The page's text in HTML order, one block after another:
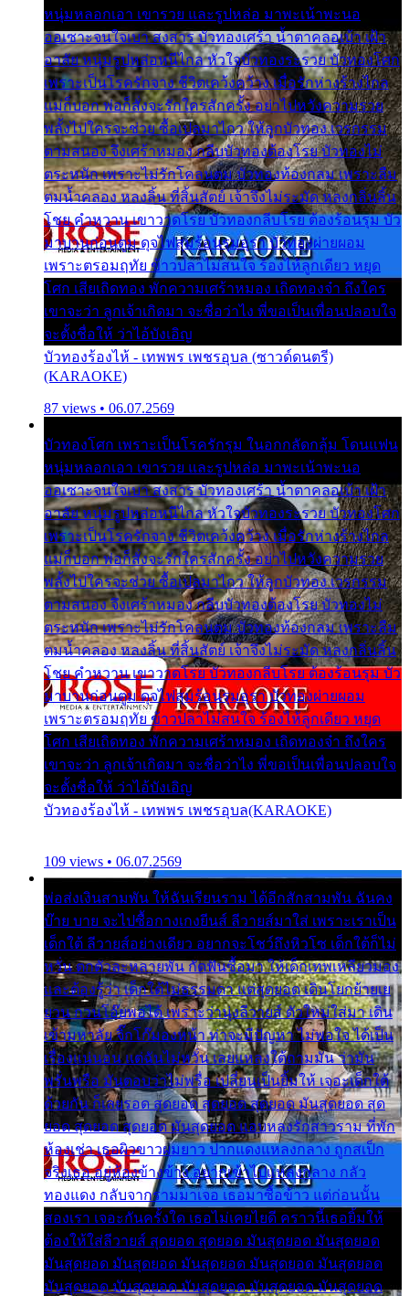
หนุ่มหลอกเอา เขารวย และรูปหล่อ มาพะเน้าพะนอ
ออเซาะจนใจเบา สงสาร บัวทองเศร้า น้ำตาคลอเบ้า เฝ้า
อาลัย หนุ่มรูปหล่อหนีไกล หัวใจบัวทองระรวย บัวทองโศก
เพราะเป็นโรครักจาง ชีวิตเคว้งคว้าง เมื่อรักห่างร้างไกล
แม่ก็บอก พ่อก็สั่งจะรักใครสักครั้ง อย่าไปหวังความรวย
พลั้งไปใครจะช่วย ซื้อเปลมาไกว ให้ลูกบัวทอง เวรกรรม
ตามสนอง จึงเศร้าหมอง กลีบบัวทองต้องโรย บัวทองไม่
ตระหนัก เพราะไม่รักโคลนตม บัวทองท้องกลม เพราะลืม
ตมน้ำคลอง หลงลิ้น ที่สิ้นสัตย์ เจ้าจึงไม่ระมัด หลงกลิ่นลิ้น
โชย คำหวาน เขาวาดโรย บัวทองกลีบโรย ต้องร้อนรุม บัว
มาบานก่อนตูม ดุจไฟสุมร้อนรุมอุรา บัวทองผ่ายผอม
เพราะตรอมฤทัย ข้าวปลาไม่สนใจ ร้องไห้ลูกเดียว หยุด
โศก เสียเถิดทอง พักความเศร้าหมอง เถิดทองจ๋า ถึงใคร
เขาจะว่า ลูกเจ้าเกิดมา จะชื่อว่าไง พี่ขอเป็นเพื่อนปลอบใจ
จะตั้งชื่อให้ ว่าไอ้บังเอิญ
บัวทองร้องไห้ - เทพพร เพชรอุบล (ซาวด์ดนตรี)
(KARAOKE)
87 views • 06.07.2569
บัวทองโศก เพราะเป็นโรครักรุม ในอกกลัดกลุ้ม โดนแฟน
หนุ่มหลอกเอา เขารวย และรูปหล่อ มาพะเน้าพะนอ
ออเซาะจนใจเบา สงสาร บัวทองเศร้า น้ำตาคลอเบ้า เฝ้า
อาลัย หนุ่มรูปหล่อหนีไกล หัวใจบัวทองระรวย บัวทองโศก
เพราะเป็นโรครักจาง ชีวิตเคว้งคว้าง เมื่อรักห่างร้างไกล
แม่ก็บอก พ่อก็สั่งจะรักใครสักครั้ง อย่าไปหวังความรวย
พลั้งไปใครจะช่วย ซื้อเปลมาไกว ให้ลูกบัวทอง เวรกรรม
ตามสนอง จึงเศร้าหมอง กลีบบัวทองต้องโรย บัวทองไม่
ตระหนัก เพราะไม่รักโคลนตม บัวทองท้องกลม เพราะลืม
ตมน้ำคลอง หลงลิ้น ที่สิ้นสัตย์ เจ้าจึงไม่ระมัด หลงกลิ่นลิ้น
โชย คำหวาน เขาวาดโรย บัวทองกลีบโรย ต้องร้อนรุม บัว
มาบานก่อนตูม ดุจไฟสุมร้อนรุมอุรา บัวทองผ่ายผอม
เพราะตรอมฤทัย ข้าวปลาไม่สนใจ ร้องไห้ลูกเดียว หยุด
โศก เสียเถิดทอง พักความเศร้าหมอง เถิดทองจ๋า ถึงใคร
เขาจะว่า ลูกเจ้าเกิดมา จะชื่อว่าไง พี่ขอเป็นเพื่อนปลอบใจ
จะตั้งชื่อให้ ว่าไอ้บังเอิญ
บัวทองร้องไห้ - เทพพร เพชรอุบล(KARAOKE)
109 views • 06.07.2569
พ่อส่งเงินสามพัน ให้ฉันเรียนราม ได้อีกสักสามพัน ฉันคง
บ๊าย บาย จะไปซื้อกางเกงยีนส์ ลีวายส์มาใส่ เพราะเราเป็น
เด็กใต้ ลีวายส์อย่างเดียว อยากจะโชว์ถึงหิวโซ เด็กใต้ก็ไม่
หวั่น ตกตัวละหลายพัน กัดฟันซื้อมา ให้เด็กเทพเหลียวมอง
และต้องรู้ว่า เด็กใต้ไม่ธรรมดา แต่สุดยอด เดินโยกย้ายเย
ยวน กวนโอ๊ยพอได้ เพราะว่านุ่งลีวายส์ ตัวใหม่ใส่มา เดิน
เข้ามหาลัย จิ๊กโก๊มองหน้า ท่าจะมีปัญหา ไม่พอใจ ได้เป็น
เรื่องแน่นอน แต่ฉันไม่หวั่น เลยแหลงใต้ถามมัน ว่ามัน
พรั่นพรือ มันตอบว่าไม่พรื่อ เปลี่ยนเป็นยิ้มให้ เจอะเด็กใต้
ด้วยกัน ก็เลยรอด สุดยอด สุดยอด สุดยอด มันสุดยอด สุด
ยอด สุดยอด สุดยอด มันสุดยอด แอบหลงรักสาวราม ที่พัก
ห้องเช่า เธอผิวขาวผมยาว ปากแดงแหลงกลาง ถูกสเป็ก
จริงเธอ อยู่ห้องข้างข้าง อยากเข้าไปแหลงกลาง กลัว
ทองแดง กลับจากรามมาเจอ เธอมาซื้อข้าว แต่ก่อนนั้น
สองเรา เจอะกันครั้งใด เธอไม่เคยไยดี คราวนี้เธอยิ้มให้
ต้องให้ใส่ลีวายส์ สุดยอด สุดยอด มันสุดยอด มันสุดยอด
มันสุดยอด มันสุดยอด มันสุดยอด มันสุดยอด มันสุดยอด
มันสุดยอด มันสุดยอด มันสุดยอด มันสุดยอด มันสุดยอด